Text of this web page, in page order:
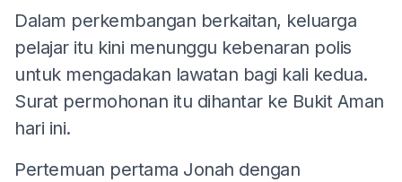
Dalam perkembangan berkaitan, keluarga
pelajar itu kini menunggu kebenaran polis
untuk mengadakan lawatan bagi kali kedua.
Surat permohonan itu dihantar ke Bukit Aman
hari ini.
Pertemuan pertama Jonah dengan